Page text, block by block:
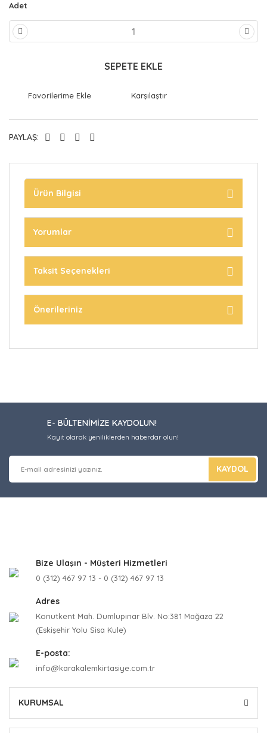
Adet
SEPETE EKLE
Karşılaştır
PAYLAŞ:
Ürün Bilgisi
Yorumlar
Taksit Seçenekleri
Önerileriniz
E- BÜLTENİMİZE KAYDOLUN!
Kayıt olarak yeniliklerden haberdar olun!
KAYDOL
Bize Ulaşın - Müşteri Hizmetleri
0 (312) 467 97 13 - 0 (312) 467 97 13
Adres
Konutkent Mah. Dumlupınar Blv. No:381 Mağaza 22
(Eskişehir Yolu Sisa Kule)
E-posta:
info@karakalemkirtasiye.com.tr
KURUMSAL